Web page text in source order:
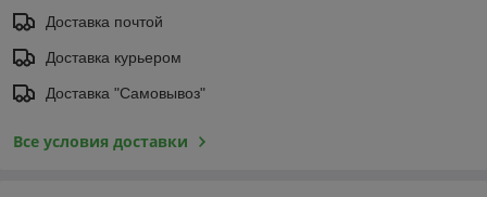
Доставка почтой
Доставка курьером
Доставка "Самовывоз"
Все условия доставки